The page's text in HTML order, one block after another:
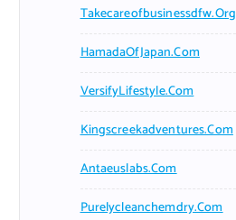
Takecareofbusinessdfw.org
HamadaOfJapan.com
VersifyLifestyle.com
Kingscreekadventures.com
Antaeuslabs.com
Purelycleanchemdry.com